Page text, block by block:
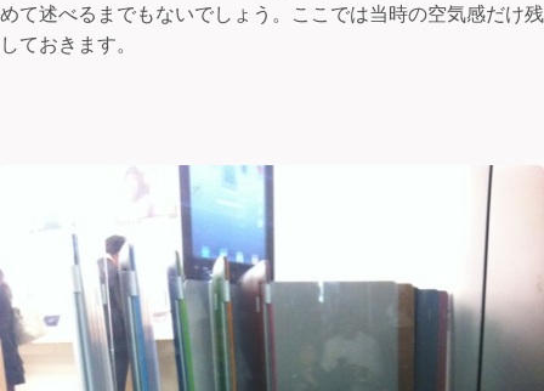
めて述べるまでもないでしょう。ここでは当時の空気感だけ残
しておきます。